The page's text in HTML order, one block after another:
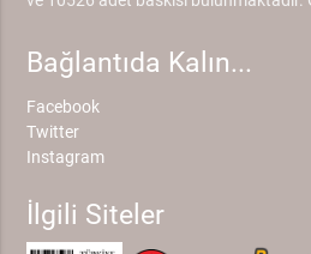
Bağlantıda Kalın...
Facebook
Twitter
Instagram
İlgili Siteler